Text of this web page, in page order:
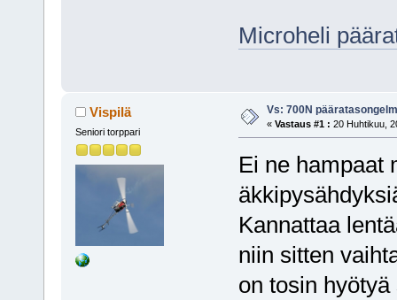
Microheli
Vispilä
Seniori torppari
Vs: 700N
« Vastaus #1 : 20 Huhtikuu,
Ei ne hampaat
Kannattaa
niin sitten
on tosin